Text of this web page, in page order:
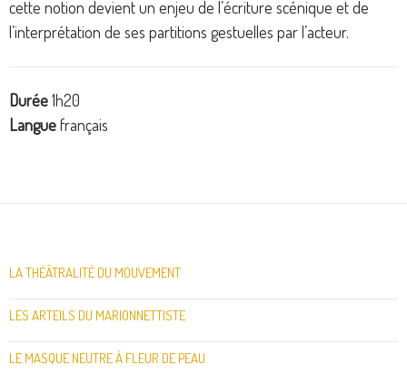
cette notion devient un enjeu de l’écriture scénique et de
l’interprétation de ses partitions gestuelles par l’acteur.
Durée1h20
Languefrançais
LA THÉÂTRALITÉ DU MOUVEMENT
LES ARTEILS DU MARIONNETTISTE
LE MASQUE NEUTRE À FLEUR DE PEAU